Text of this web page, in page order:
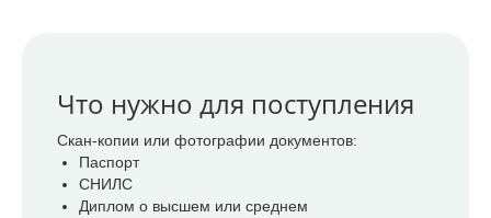
Что нужно для поступления
Скан-копии или фотографии документов:
Паспорт
СНИЛС
Диплом о высшем или среднем